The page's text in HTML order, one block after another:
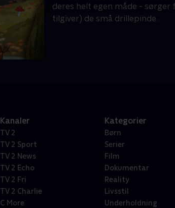
deres helt egen måde -
tilgiver) de små drillepinde.
Kanaler
TV 2
TV 2 Sport
TV 2 News
TV 2 Echo
TV 2 Fri
TV 2 Charlie
C More
Kategorier
Børn
Serier
Film
Dokumentar
Reality
Livsstil
Underholdning